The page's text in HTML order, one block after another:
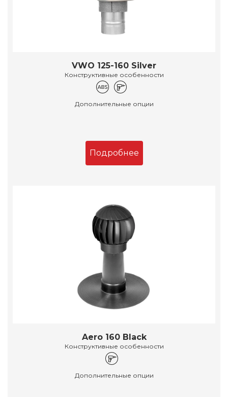
VWO 125-160 Silver
Конструктивные особенности
Дополнительные опции
Подробнее
Aero 160 Black
Конструктивные особенности
Дополнительные опции